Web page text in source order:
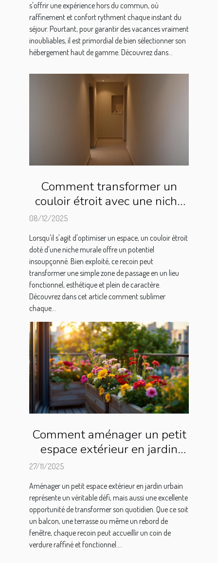
s'offrir une expérience hors du commun, où
raffinement et confort rythment chaque instant du
séjour. Pourtant, pour garantir des vacances vraiment
inoubliables, il est primordial de bien sélectionner son
hébergement haut de gamme. Découvrez dans...
Comment transformer un
couloir étroit avec une niche
08/12/2025
Lorsqu'il s'agit d'optimiser un espace, un couloir étroit
doté d'une niche murale offre un potentiel
insoupçonné. Bien exploité, ce recoin peut
transformer une simple zone de passage en un lieu
fonctionnel, esthétique et plein de caractère.
Découvrez dans cet article comment sublimer
chaque...
Comment aménager un petit
espace extérieur en jardin
27/11/2025
Aménager un petit espace extérieur en jardin urbain
représente un véritable défi, mais aussi une excellente
opportunité de transformer son quotidien. Que ce soit
un balcon, une terrasse ou même un rebord de
fenêtre, chaque recoin peut accueillir un coin de
verdure raffiné et fonctionnel....